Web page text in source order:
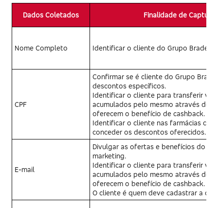
Dados Coletados Finalidade de Captura
Nome Completo Identificar o cliente do Grupo
CPF
Confirmar se é cliente do Grupo
descontos específicos.
Identificar o cliente para transferir
acumulados pelo mesmo através de
oferecem o benefício de cashback.
Identificar o cliente nas farmácias
conceder os descontos oferecidos.
E-mail
Divulgar as ofertas e benefícios do
marketing.
Identificar o cliente para transferir
acumulados pelo mesmo através de
oferecem o benefício de cashback.
O cliente é quem deve cadastrar a